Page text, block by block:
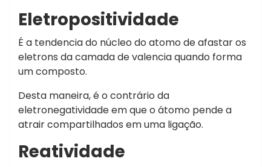
Eletropositividade
É a tendencia do núcleo do atomo de afastar os
eletrons da camada de valencia quando forma
um composto.
Desta maneira, é o contrário da
eletronegatividade em que o átomo pende a
atrair compartilhados em uma ligação.
Reatividade